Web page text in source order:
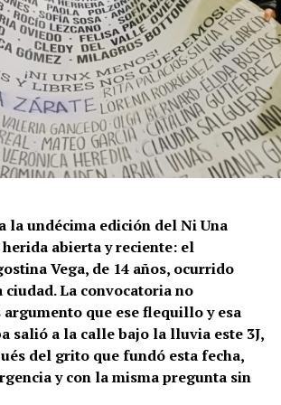
la undécima edición del Ni Una
abierta y reciente: el
Vega, de 14 años, ocurrido
ciudad. La convocatoria no
argumento que ese flequillo y esa
salió a la calle bajo la lluvia este 3J,
del grito que fundó esta fecha,
y con la misma pregunta sin